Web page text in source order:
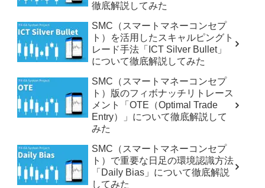
徹底解説してみた
SMC（スマートマネーコンセプ
ト）を活用したスキャルピングト
レード手法「ICT Silver Bullet」
について徹底解説してみた
SMC（スマートマネーコンセプ
ト）版のフィボナッチリトレース
メント「OTE（Optimal Trade
Entry）」について徹底解説して
みた
SMC（スマートマネーコンセプ
ト）で重要な日足の環境認識方法
「Daily Bias」について徹底解説
してみた